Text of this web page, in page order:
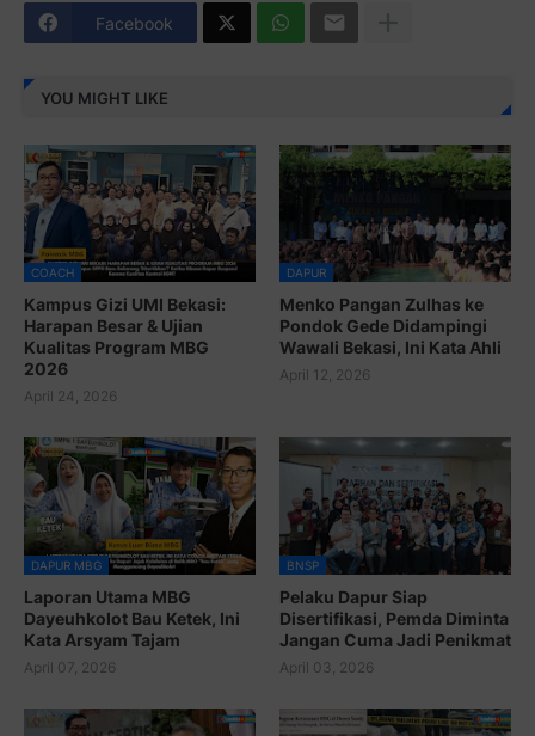
Facebook
YOU MIGHT LIKE
COACH
Kampus Gizi UMI Bekasi:
Harapan Besar & Ujian
Kualitas Program MBG
2026
April 24, 2026
DAPUR
Menko Pangan Zulhas ke
Pondok Gede Didampingi
Wawali Bekasi, Ini Kata Ahli
April 12, 2026
DAPUR MBG
Laporan Utama MBG
Dayeuhkolot Bau Ketek, Ini
Kata Arsyam Tajam
April 07, 2026
BNSP
Pelaku Dapur Siap
Disertifikasi, Pemda Diminta
Jangan Cuma Jadi Penikmat
April 03, 2026